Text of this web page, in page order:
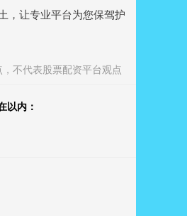
，让专业平台为您保驾护
不代表股票配资平台观点
以内：